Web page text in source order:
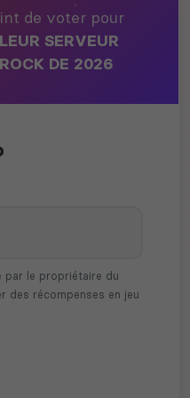
de voter pour
SERVEUR
DE 2026
par le propriétaire du
des récompenses en jeu